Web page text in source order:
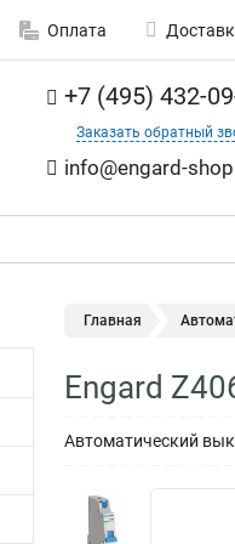
Оплата
+7 (495) 432-
Заказать обратный
info@engard-
Главная
Engard
Автоматический